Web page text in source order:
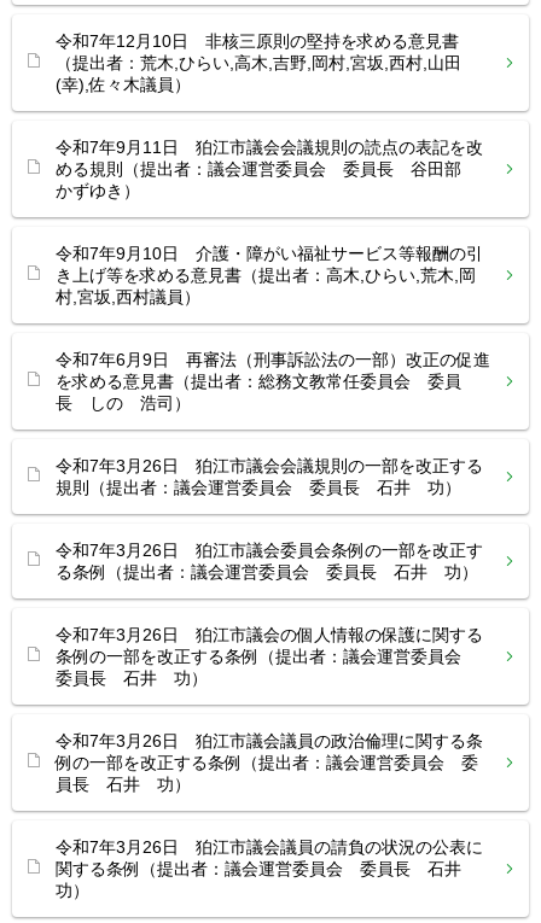
令和7年12月10日 非核三原則の堅持を求める意見書
（提出者：荒木,ひらい,高木,吉野,岡村,宮坂,西村,山田
(幸),佐々木議員）
令和7年9月11日 狛江市議会会議規則の読点の表記を改
める規則（提出者：議会運営委員会 委員長 谷田部
かずゆき）
令和7年9月10日 介護・障がい福祉サービス等報酬の引
き上げ等を求める意見書（提出者：高木,ひらい,荒木,岡
村,宮坂,西村議員）
令和7年6月9日 再審法（刑事訴訟法の一部）改正の促進
を求める意見書（提出者：総務文教常任委員会 委員
長 しの 浩司）
令和7年3月26日 狛江市議会会議規則の一部を改正する
規則（提出者：議会運営委員会 委員長 石井 功）
令和7年3月26日 狛江市議会委員会条例の一部を改正す
る条例（提出者：議会運営委員会 委員長 石井 功）
令和7年3月26日 狛江市議会の個人情報の保護に関する
条例の一部を改正する条例（提出者：議会運営委員会
委員長 石井 功）
令和7年3月26日 狛江市議会議員の政治倫理に関する条
例の一部を改正する条例（提出者：議会運営委員会 委
員長 石井 功）
令和7年3月26日 狛江市議会議員の請負の状況の公表に
関する条例（提出者：議会運営委員会 委員長 石井
功）